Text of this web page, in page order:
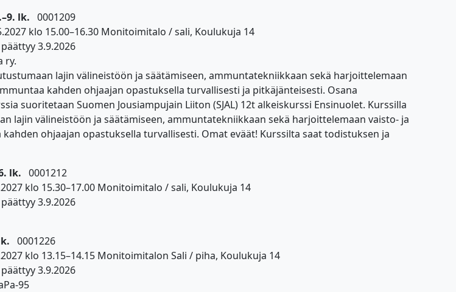
lk. 0001209
klo 15.00–16.30 Monitoimitalo / sali, Koulukuja 14
3.9.2026
ry.
lajin välineistöön ja säätämiseen, ammuntatekniikkaan sekä harjoittelemaan
kahden ohjaajan opastuksella turvallisesti ja pitkäjänteisesti. Osana
suoritetaan Suomen Jousiampujain Liiton (SJAL) 12t alkeiskurssi Ensinuolet. Kurssilla
lajin välineistöön ja säätämiseen, ammuntatekniikkaan sekä harjoittelemaan vaisto- ja
ohjaajan opastuksella turvallisesti. Omat eväät! Kurssilta saat todistuksen ja
lk. 0001212
klo 15.30–17.00 Monitoimitalo / sali, Koulukuja 14
3.9.2026
0001226
klo 13.15–14.15 Monitoimitalon Sali / piha, Koulukuja 14
3.9.2026
95